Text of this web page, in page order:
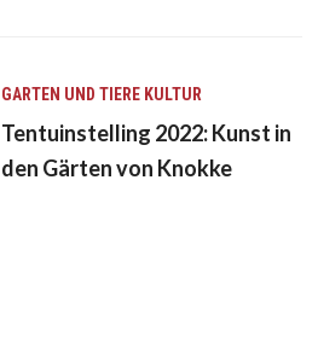
GARTEN UND TIERE KULTUR
Tentuinstelling 2022: Kunst in
den Gärten von Knokke